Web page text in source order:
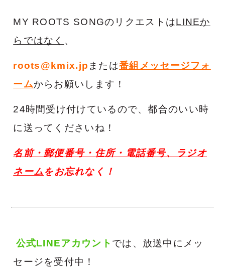
MY ROOTS SONGのリクエストはLINEか
らではなく 、
roots@kmix.jp または番組メッセージフォ
ームからお願いします！
24時間受け付けているので、都合のいい時
に送ってくださいね！
名前・郵便番号・住所・電話番号、ラジオ
ネームをお忘れなく！
公式LINEアカウント では、放送中にメッ
セージを受付中！